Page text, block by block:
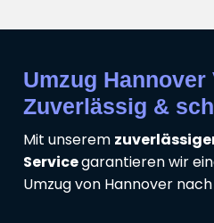
Umzug Hannover
Zuverlässig &
Mit unserem
Servicegarantieren wir
Umzug von Hannover nach